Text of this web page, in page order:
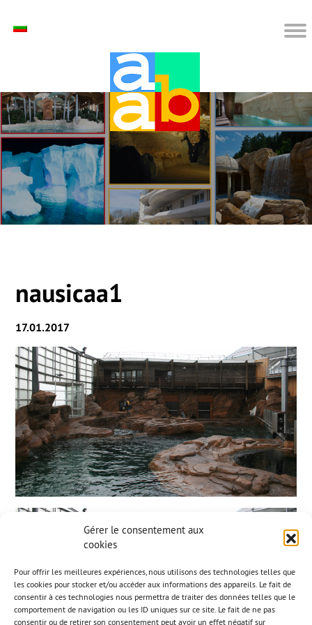
Gérer le consentement aux
cookies
Pour offrir les meilleures expériences, nous utilisons des technologies telles que
les cookies pour stocker et/ou accéder aux informations des appareils. Le fait de
consentir à ces technologies nous permettra de traiter des données telles que le
comportement de navigation ou les ID uniques sur ce site. Le fait de ne pas
consentir ou de retirer son consentement peut avoir un effet négatif sur
nausicaa1
17.01.2017